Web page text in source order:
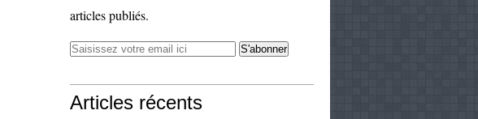
articles publiés.
Articles récents